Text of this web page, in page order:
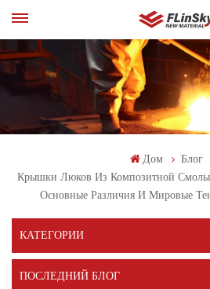
Дом
Блог
Крышки Люков Из Композитной
Основные Различия И Мировые
КАТЕГОРИИ
ПОСЛЕДНИЙ БЛОГ